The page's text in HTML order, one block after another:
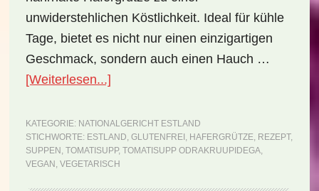
unwiderstehlichen Köstlichkeit. Ideal für kühle
Tage, bietet es nicht nur einen einzigartigen
Geschmack, sondern auch einen Hauch …
[Weiterlesen...]ÜberNationalgericht
Tomatisupp
odrakruupidega
(Rezept)
KATEGORIE: NATIONALGERICHT ESTLAND
STICHWORTE: ESTLAND, GLUTENFREI , HAFERGRÜTZE, REZEPT,
SUPPEN , TOMATISUPP, TOMATISUPP ODRAKRUUPIDEGA,
VEGAN , VEGETARISCH